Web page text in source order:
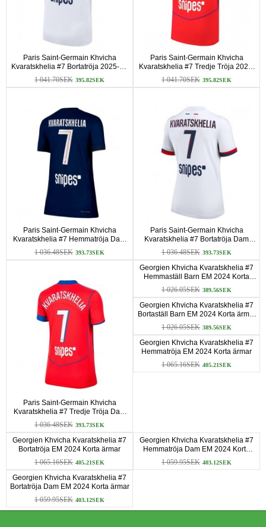
Paris Saint-Germain Khvicha
Kvaratskhelia #7 Bortatröja 2025-26
Korta ärmar
1 041.70SEK 395.82SEK
Paris Saint-Germain Khvicha
Kvaratskhelia #7 Tredje Tröja 2025-
26 Korta ärmar
1 041.70SEK 395.82SEK
Paris Saint-Germain Khvicha
Kvaratskhelia #7 Hemmatröja Dam
2025-26 Korta ärmar
1 036.48SEK 393.73SEK
Paris Saint-Germain Khvicha
Kvaratskhelia #7 Bortatröja Dam
2025-26 Korta ärmar
1 036.48SEK 393.73SEK
Paris Saint-Germain Khvicha
Kvaratskhelia #7 Tredje Tröja Dam
2025-26 Korta ärmar
1 036.48SEK 393.73SEK
Georgien Khvicha Kvaratskhelia #7
Hemmaställ Barn EM 2024 Korta
ärmar (+ Korta byxor)
1 026.05SEK 389.56SEK
Georgien Khvicha Kvaratskhelia #7
Bortaställ Barn EM 2024 Korta ärmar
(+ Korta byxor)
1 026.05SEK 389.56SEK
Georgien Khvicha Kvaratskhelia #7
Hemmatröja EM 2024 Korta ärmar
1 065.16SEK 405.21SEK
Georgien Khvicha Kvaratskhelia #7
Bortatröja EM 2024 Korta ärmar
1 065.16SEK 405.21SEK
Georgien Khvicha Kvaratskhelia #7
Hemmatröja Dam EM 2024 Korta
ärmar
1 059.95SEK 403.12SEK
Georgien Khvicha Kvaratskhelia #7
Bortatröja Dam EM 2024 Korta ärmar
1 059.95SEK 403.12SEK